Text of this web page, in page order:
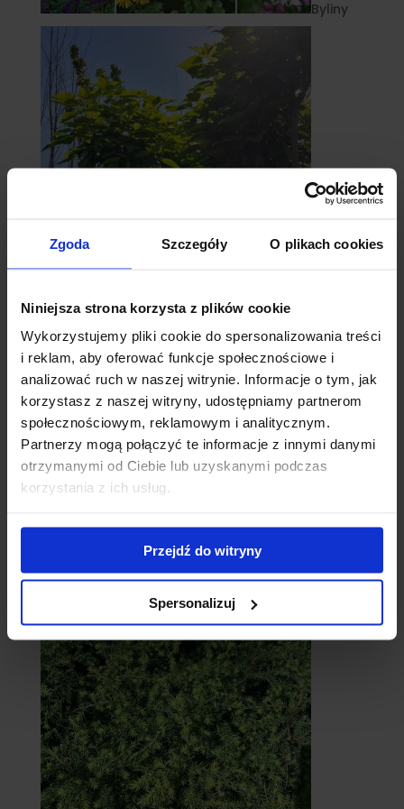
Zgoda Szczegóły O plikach cookies
Niniejsza strona korzysta z plików cookie
Wykorzystujemy pliki cookie do spersonalizowania treści
i reklam, aby oferować funkcje społecznościowe i
analizować ruch w naszej witrynie. Informacje o tym, jak
korzystasz z naszej witryny, udostępniamy partnerom
społecznościowym, reklamowym i analitycznym.
Partnerzy mogą połączyć te informacje z innymi danymi
otrzymanymi od Ciebie lub uzyskanymi podczas
korzystania z ich usług.
Przejdź do witryny
Spersonalizuj
Byliny
- surmie